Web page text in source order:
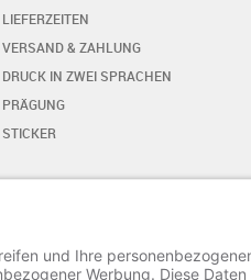
LIEFERZEITEN
VERSAND & ZAHLUNG
DRUCK IN ZWEI SPRACHEN
PRÄGUNG
STICKER
TEXT HINZUFÜGEN / BEARBEITEN